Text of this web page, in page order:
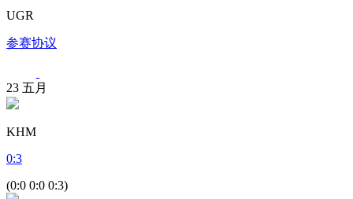
UGR
参赛协议
23 五月
KHM
0:3
(0:0 0:0 0:3)